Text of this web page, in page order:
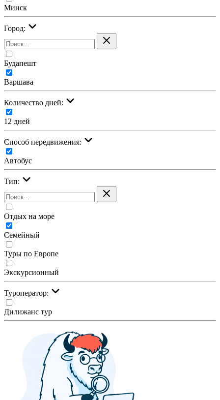
Минск
Город:
Будапешт
Варшава
Количество дней:
12 дней
Cпособ передвижения:
Автобус
Тип:
Отдых на море
Семейный
Туры по Европе
Экскурсионный
Туроператор:
Дилижанс тур